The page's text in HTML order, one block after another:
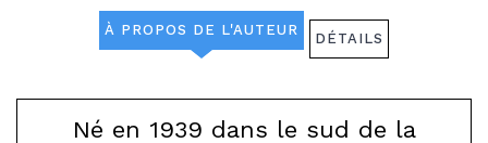
À PROPOS DE L'AUTEUR DÉTAILS
Né en 1939 dans le sud de la